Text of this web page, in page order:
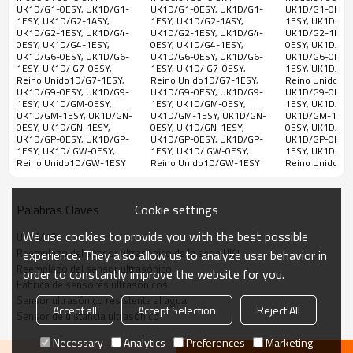
Modelos
Reino Unido
1D/G6-0ESY
CSB30-2000-
J60-IE5-V15
Reino Unido
1D/G6-1ESY
CSB30-2000-
J60-IE5-V15
Reino Unido
1D/G7-0ESY
CSB30-2000-
J60-UE5-V15
Reino Unido
1D/G7-1ESY
CSB30-2000-
J60-UE5-V15
Reino Unido
1D/G9-0ESY
CSB30-2000-
Reino Unido
1D/G9-1ESY
CSB30-2000-
J60-UE5-V15
Reino Unido
1D/GM-0ESY
CSB30-2000-
V15
UK1D/GM-
J60-2EP-IO-
M18 Distancia de
detección de 200 a 2200
mm Conexión M12
UK1D/G1-0ESY, UK1D/G1-
1ESY, UK1D/G2-1ASY,
UK1D/G2-1ESY, UK1D/G4-
0ESY, UK1D/G4-1ESY,
UK1D/G6-0ESY, UK1D/G6-
1ESY, UK1D/ G7-0ESY,
Reino Unido1D/G7-1ESY,
UK1D/G9-0ESY, UK1D/G9-
1ESY, UK1D/GM-0ESY,
UK1D/GM-1ESY, UK1D/GN-
0ESY, UK1D/GN-1ESY,
UK1D/GP-0ESY, UK1D/GP-
1ESY, UK1D/ GW-0ESY,
Reino Unido1D/GW-1ESY
Datasensing Distancia
de detección 800 mm
Conexión M12
UK1D/G1-0ESY, UK1D/G1-
1ESY, UK1D/G2-1ASY,
UK1D/G2-1ESY, UK1D/G4-
0ESY, UK1D/G4-1ESY,
UK1D/G6-0ESY, UK1D/G6-
1ESY, UK1D/ G7-0ESY,
Reino Unido1D/G7-1ESY,
UK1D/G9-0ESY, UK1D/G9-
1ESY, UK1D/GM-0ESY,
UK1D/GM-1ESY, UK1D/GN-
0ESY, UK1D/GN-1ESY,
UK1D/GP-0ESY, UK1D/GP-
1ESY, UK1D/ GW-0ESY,
Reino Unido1D/GW-1ESY
la serie UK1
Datasensing
de detección
400 mm
UK1D/G1-
1ESY, UK1D/
UK1D/G2-
0ESY, UK1D/
UK1D/G6-
1ESY, UK1D/
Reino
UK1D/G9-
1ESY, UK1D/
UK1D/GM-
0ESY, UK1D/
UK1D/GP-
1ESY, UK1D/
Reino
Palabras Claves
UK1 M18
Reemplazo del sensor ultrasónico de la serie UK1
Reemplazo del sensor ultrasónico
Fábrica de sensores ultrasónicos
Sensor ultrasónico resistente al agua
Sensor de distancia ultrasónico
Cookie settings
We use cookies to provide you with the best possible
experience. They also allow us to analyze user behavior in
order to constantly improve the website for you.
Accept all Accept Selection
Reject All
Necessary
Analytics Preferences Marketing